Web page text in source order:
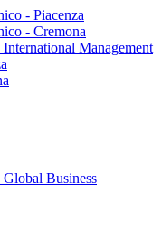
- Piacenza
- Cremona
Management
Business